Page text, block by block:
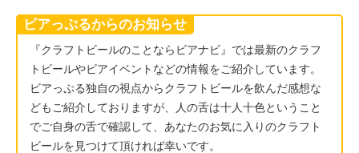
ビアっぷるからのお知らせ
『クラフトビールのことならビアナビ』では最新のクラフ
トビールやビアイベントなどの情報をご紹介しています。
ビアっぷる独自の視点からクラフトビールを飲んだ感想な
どもご紹介しておりますが、人の舌は十人十色ということ
でご自身の舌で確認して、あなたのお気に入りのクラフト
ビールを見つけて頂ければ幸いです。